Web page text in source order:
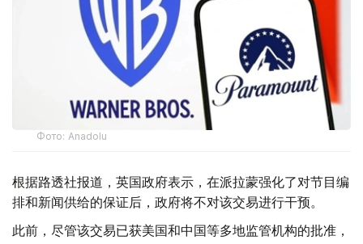
Фото: Аnadolu
根据路透社报道，英国政府表示，在派拉蒙强化了对节目编
排和新闻供给的保证后，政府将不对该交易进行干预。
此前，尽管该交易已获美国和中国等多地监管机构的批准，